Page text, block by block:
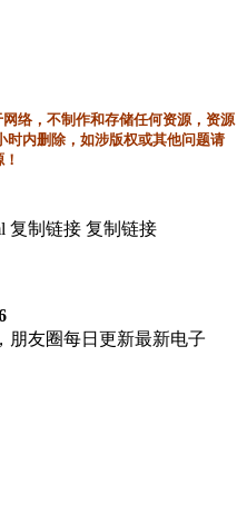
络，不制作和存储任何资源，资源
时内删除，如涉版权或其他问题请
复制链接 复制链接
朋友圈每日更新最新电子